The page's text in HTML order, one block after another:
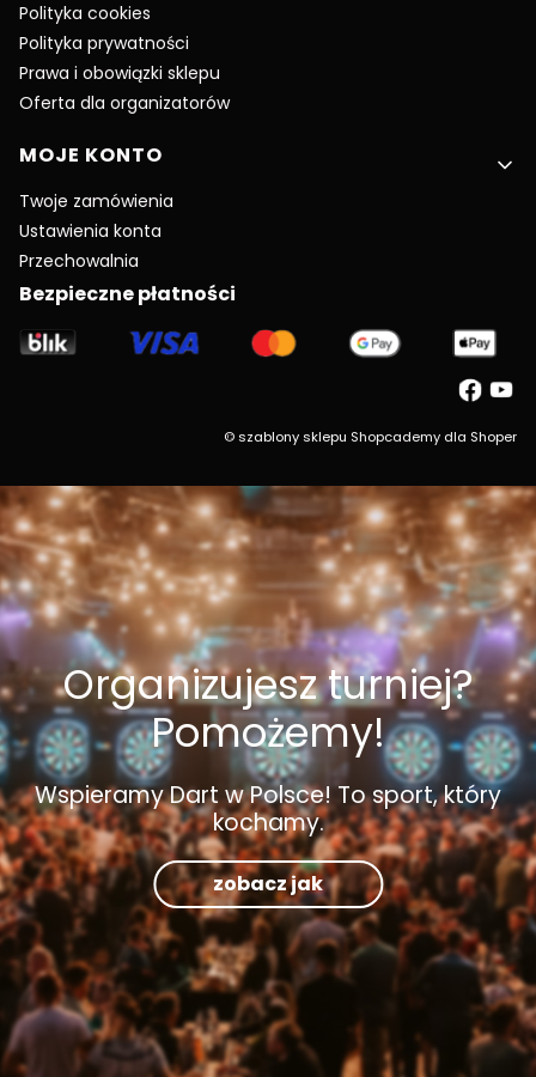
Polityka cookies
Polityka prywatności
Prawa i obowiązki sklepu
Oferta dla organizatorów
MOJE KONTO
Twoje zamówienia
Ustawienia konta
Przechowalnia
Bezpieczne płatności
©szablony sklepu Shopcademy dla Shoper
Organizujesz turniej?
Pomożemy!
Wspieramy Dart w Polsce! To sport, który
kochamy.
zobacz jak